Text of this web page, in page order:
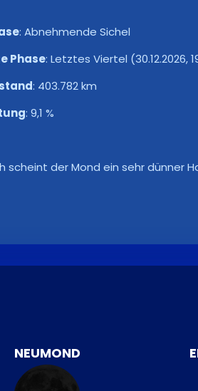
: Abnehmende Sichel
Phase: Letztes Viertel (30.12.2026,
: 403.782 km
: 9,1 %
scheint der Mond ein sehr dünner
NEUMOND